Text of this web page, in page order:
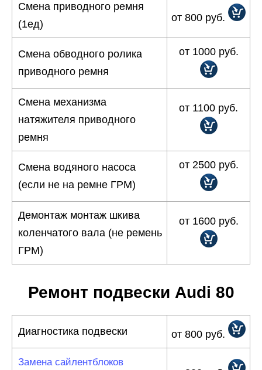
Смена приводного ремня
(1ед)
от 800 руб.
Смена обводного ролика
приводного ремня
от 1000 руб.
Смена механизма
натяжителя приводного
ремня
от 1100 руб.
Смена водяного насоса
(если не на ремне ГРМ)
от 2500 руб.
Демонтаж монтаж шкива
коленчатого вала (не ремень
ГРМ)
от 1600 руб.
Ремонт подвески Audi 80
Диагностика подвески от 800 руб.
Замена сайлентблоков